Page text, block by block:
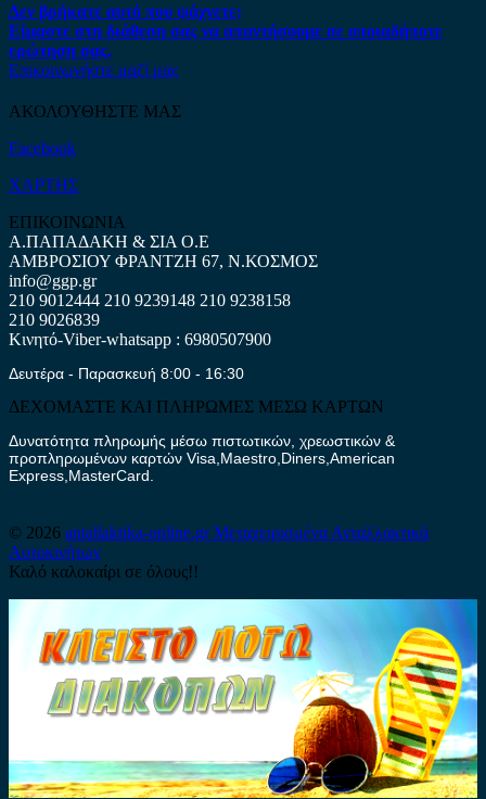
Δεν βρήκατε αυτό που ψάχνετε;
Είμαστε στη διάθεση σας να απαντήσουμε σε οποιαδήποτε
ερώτηση σας.
Επικοινωνήστε μαζί μας
ΑΚΟΛΟΥΘΗΣΤΕ ΜΑΣ
Facebook
ΧΑΡΤΗΣ
ΕΠΙΚΟΙΝΩΝΙΑ
Α.ΠΑΠΑΔΑΚΗ & ΣΙΑ Ο.Ε
ΑΜΒΡΟΣΙΟΥ ΦΡΑΝΤΖΗ 67, Ν.ΚΟΣΜΟΣ
info@ggp.gr
210 9012444 210 9239148 210 9238158
210 9026839
Κινητό-Viber-whatsapp : 6980507900
Δευτέρα - Παρασκευή 8:00 - 16:30
ΔΕΧΟΜΑΣΤΕ ΚΑΙ ΠΛΗΡΩΜΕΣ ΜΕΣΩ ΚΑΡΤΩΝ
Δυνατότητα πληρωμής μέσω πιστωτικών, χρεωστικών &
προπληρωμένων καρτών Visa,Maestro,Diners,American
Express,MasterCard.
© 2026 antallaktika-online.grΜεταχειρισμένα Ανταλλακτικά
Αυτοκινήτων
Καλό καλοκαίρι σε όλους!!